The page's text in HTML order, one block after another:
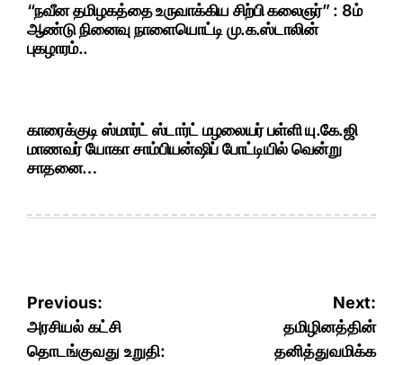
“நவீன தமிழகத்தை உருவாக்கிய சிற்பி கலைஞர்” : 8ம்
ஆண்டு நினைவு நாளையொட்டி மு.க.ஸ்டாலின்
புகழாரம்..
காரைக்குடி ஸ்மார்ட் ஸ்டார்ட் மழலையர் பள்ளி யு.கே.ஜி
மாணவர் யோகா சாம்பியன்ஷிப் போட்டியில் வென்று
சாதனை…
Post
navigation
Previous:
அரசியல் கட்சி
தொடங்குவது உறுதி:
Next:
தமிழினத்தின்
தனித்துவமிக்க